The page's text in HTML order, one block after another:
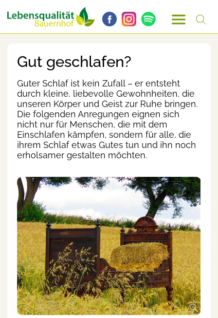
Gut geschlafen?
Guter Schlaf ist kein Zufall – er entsteht
durch kleine, liebevolle Gewohnheiten, die
unseren Körper und Geist zur Ruhe bringen.
Die folgenden Anregungen eignen sich
nicht nur für Menschen, die mit dem
Einschlafen kämpfen, sondern für alle, die
ihrem Schlaf etwas Gutes tun und ihn noch
erholsamer gestalten möchten.